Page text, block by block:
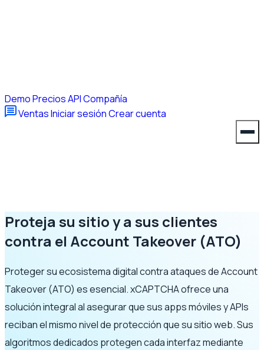
DemoPreciosAPICompañía
VentasIniciar sesiónCrear cuenta
Proteja su sitio y a sus clientes
contra el Account Takeover (ATO)
Proteger su ecosistema digital contra ataques de Account
Takeover (ATO) es esencial. xCAPTCHA ofrece una
solución integral al asegurar que sus apps móviles y APIs
reciban el mismo nivel de protección que su sitio web. Sus
algoritmos dedicados protegen cada interfaz mediante